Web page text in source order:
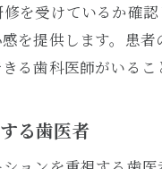
設備と技術
信頼できる
初診時の対
長期的なケ
を受けているか確
を提供します。患
る歯科医師がいる
る歯医者